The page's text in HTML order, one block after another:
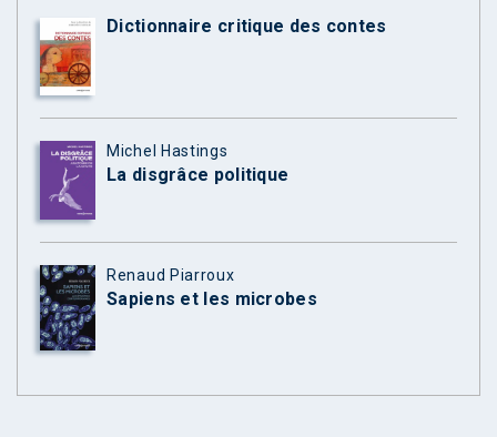
Dictionnaire critique des contes
Michel Hastings
La disgrâce politique
Renaud Piarroux
Sapiens et les microbes